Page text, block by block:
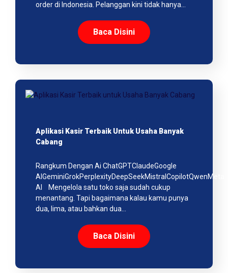
order di Indonesia. Pelanggan kini tidak hanya…
Baca Disini
Aplikasi Kasir Terbaik Untuk Usaha Banyak
Cabang
Rangkum Dengan Ai ChatGPTClaudeGoogle
AIGeminiGrokPerplexityDeepSeekMistralCopilotQwenMeta
AI Mengelola satu toko saja sudah cukup
menantang. Tapi bagaimana kalau kamu punya
dua, lima, atau bahkan dua…
Baca Disini